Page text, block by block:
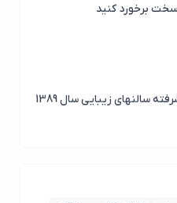
کنید
زیبایی سال 1389